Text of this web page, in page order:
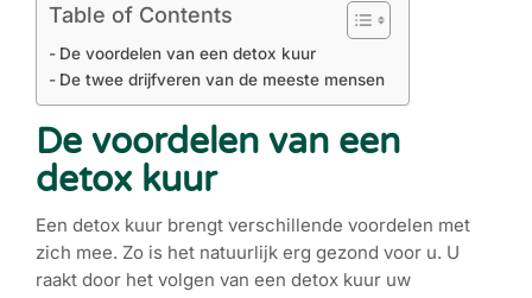
Table of Contents
De voordelen van een detox kuur
De twee drijfveren van de meeste mensen
De voordelen van een
detox kuur
Een detox kuur brengt verschillende voordelen met
zich mee. Zo is het natuurlijk erg gezond voor u. U
raakt door het volgen van een detox kuur uw